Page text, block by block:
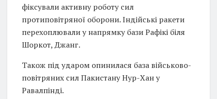
фіксували активну роботу сил
протиповітряної оборони. Індійські ракети
перехоплювали у напрямку бази Рафікі біля
Шоркот, Джанг.
Також під ударом опинилася база військово-
повітряних сил Пакистану Нур-Хан у
Равалпінді.